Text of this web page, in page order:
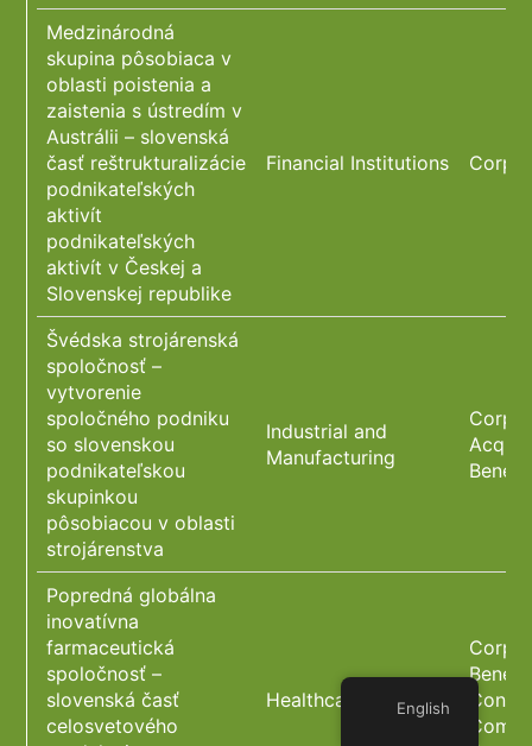
Medzinárodná
skupina pôsobiaca v
oblasti poistenia a
zaistenia s ústredím v
Austrálii – slovenská
časť reštrukturalizácie
podnikateľských
aktivít
podnikateľských
aktivít v Českej a
Slovenskej republike
Financial Institutions
Švédska strojárenská
spoločnosť –
vytvorenie
spoločného podniku
so slovenskou
podnikateľskou
skupinkou
pôsobiacou v oblasti
strojárenstva
Industrial and
Manufacturing
Popredná globálna
inovatívna
farmaceutická
spoločnosť –
slovenská časť
celosvetového
Healthcare English